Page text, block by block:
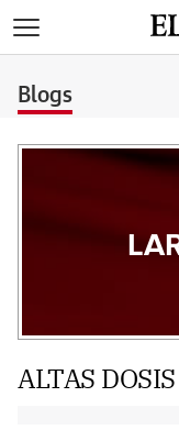
Blogs
ALTAS